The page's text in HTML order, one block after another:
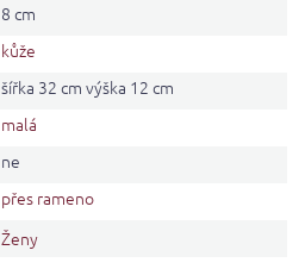
8 cm
kůže
šířka 32 cm výška 12 cm
malá
ne
přes rameno
Ženy